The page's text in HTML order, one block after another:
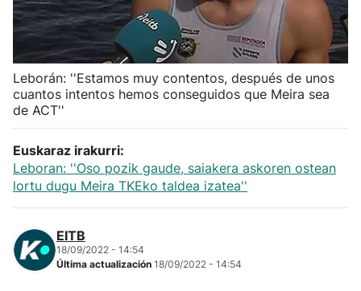
Kirolak 360
Atletismo
Carreras de montaña
Más deportes
"Helmuga"
Leborán: ''Estamos muy contentos, después de unos
cuantos intentos hemos conseguidos que Meira sea
de ACT''
Euskaraz irakurri:
Leboran: ''Oso pozik gaude, saiakera askoren ostean
lortu dugu Meira TKEko taldea izatea''
EITB
18/09/2022 - 14:54
Última actualización 18/09/2022 - 14:54